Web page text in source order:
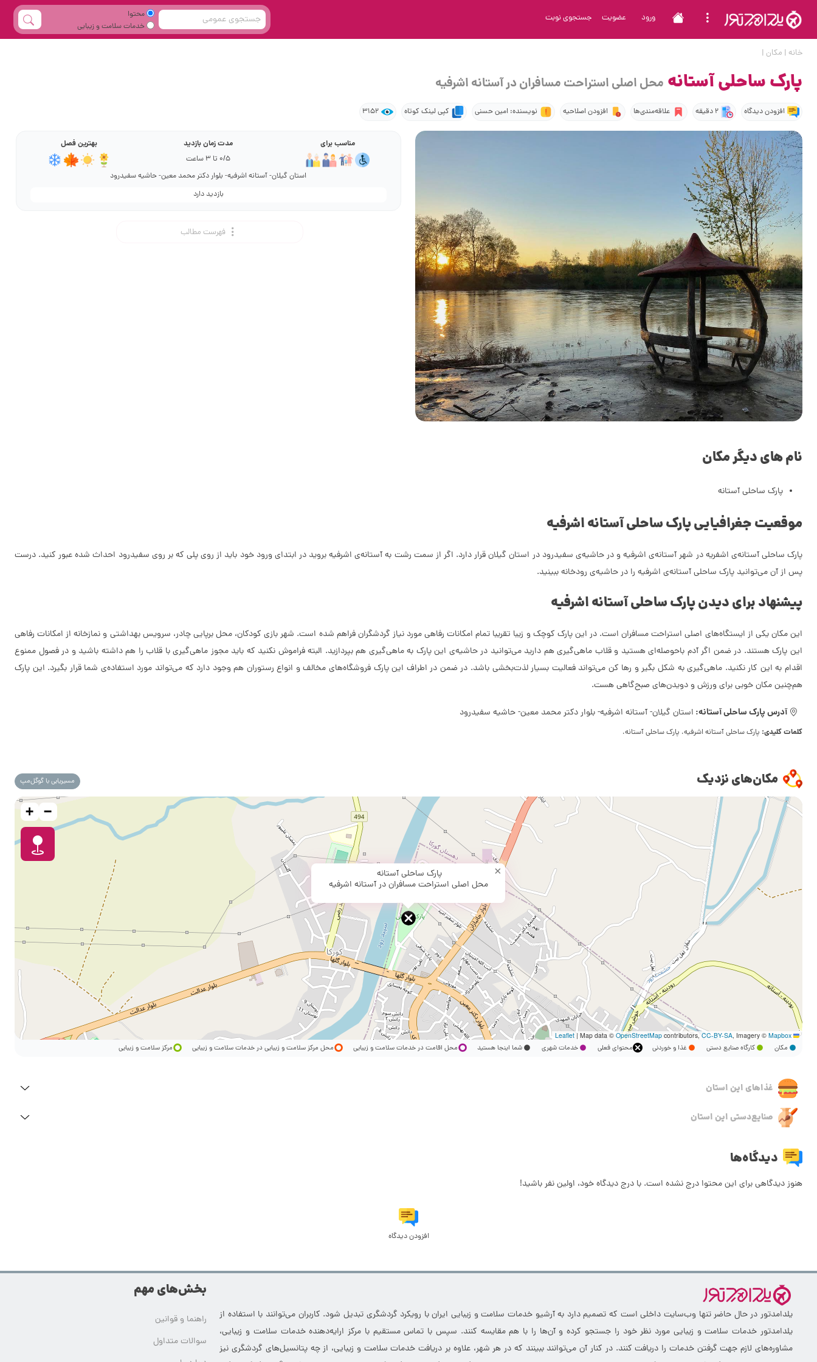
ورود عضویت جستجوی نوبت
محتوا
خدمات سلامت و زیبایی
خانه | مکان |
پارک ساحلی آستانه محل اصلی استراحت مسافران در آستانه اشرفیه
افزودن دیدگاه 2 دقیقه علاقه‌مندی‌ها افزودن اصلاحیه نویسنده: امین حسنی کپی لینک کوتاه 3152
مناسب برای مدت زمان بازدید
0/5 تا 3 ساعت
بهترین فصل
استان گیلان- آستانه اشرفیه- بلوار دکتر محمد معین- حاشیه سفیدرود
بازدید دارد
فهرست مطالب
نام های دیگر مکان
پارک ساحلی آستانه
موقعیت جغرافیایی پارک ساحلی آستانه اشرفیه
پارک ساحلی آستانه‌ی اشفریه در شهر آستانه‌ی اشرفیه و در حاشیه‌ی سفیدرود در استان گیلان قرار دارد. اگر از سمت رشت به آستانه‌ی اشرفیه بروید در ابتدای ورود خود باید از روی پلی که بر روی سفیدرود احداث شده عبور کنید. درست
پس از آن می‌توانید پارک ساحلی آستانه‌ی اشرفیه را در حاشیه‌ی رودخانه ببینید.
پیشنهاد برای دیدن پارک ساحلی آستانه اشرفیه
این مکان یکی از ایستگاه‌های اصلی استراحت مسافران است. در این پارک کوچک و زیبا تقریبا تمام امکانات رفاهی مورد نیاز گردشگران فراهم شده است. شهر بازی کودکان، محل برپایی چادر، سرویس بهداشتی و نمازخانه از امکانات رفاهی
این پارک هستند. در ضمن اگر آدم باحوصله‌ای هستید و قلاب ماهی‌گیری هم دارید می‌توانید در حاشیه‌ی این پارک به ماهی‌گیری هم بپردازید. البته فراموش نکنید که باید مجوز ماهی‌گیری با قلاب را هم داشته باشید و در فصول ممنوع
اقدام به این کار نکنید. ماهی‌گیری به شکل بگیر و رها کن می‌تواند فعالیت بسیار لذت‌بخشی باشد. در ضمن در اطراف این پارک فروشگاه‌های مخالف و انواع رستوران هم وجود دارد که می‌تواند مورد استفاده‌ی شما قرار بگیرد. این پارک
هم‌چنین مکان خوبی برای ورزش و دویدن‌های صبح‌گاهی هست.
آدرس پارک ساحلی آستانه: استان گیلان- آستانه اشرفیه- بلوار دکتر محمد معین- حاشیه سفیدرود
کلمات کلیدی: پارک ساحلی آستانه اشرفیه، پارک ساحلی آستانه،
مکان‌های نزدیک مسیریابی با گوگل‌مپ
پارک ساحلی آستانه
محل اصلی استراحت مسافران در آستانه اشرفیه
×
+ −
Leaflet
| Map data © OpenStreetMapcontributors, CC-BY-SA, Imagery © Mapbox
مکان کارگاه صنایع دستی غذا و خوردنی محتوای فعلی خدمات شهری شما اینجا هستید محل اقامت در خدمات سلامت و زیبایی محل مرکز سلامت و زیبایی در خدمات سلامت و زیبایی مرکز سلامت و زیبایی
غذاهای این استان
صنایع‌دستی این استان
دیدگاه‌ها
هنوز دیدگاهی برای این محتوا درج نشده است. با درج دیدگاه خود، اولین نفر باشید!
افزودن دیدگاه
یلدامدتور در حال حاضر تنها وب‌سایت داخلی است که تصمیم دارد به آرشیو خدمات سلامت و زیبایی ایران با رویکرد گردشگری تبدیل شود. کاربران می‌توانند با استفاده از
یلدامدتور خدمات سلامت و زیبایی مورد نظر خود را جستجو کرده و آن‌ها را با هم مقایسه کنند. سپس با تماس مستقیم با مرکز ارایه‌دهنده خدمات سلامت و زیبایی،
مشاوره‌های لازم جهت گرفتن خدمات را دریافت کنند. در کنار آن می‌توانند ببینند که در هر شهر، علاوه بر دریافت خدمات سلامت و زیبایی، از چه پتانسیل‌های گردشگری نیز
بخش‌های مهم
راهنما و قوانین
سوالات متداول